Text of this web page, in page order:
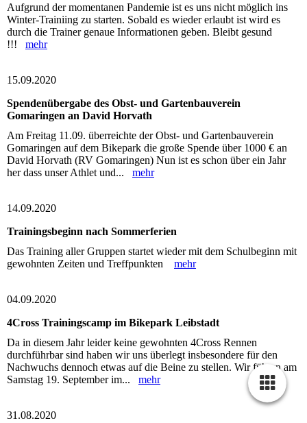
Aufgrund der momentanen Pandemie ist es uns nicht möglich ins
Winter-Trainiing zu starten. Sobald es wieder erlaubt ist wird es
durch die Trainer genaue Informationen geben. Bleibt gesund
!!! mehr
15.09.2020
Spendenübergabe des Obst- und Gartenbauverein
Gomaringen an David Horvath
Am Freitag 11.09. überreichte der Obst- und Gartenbauverein
Gomaringen auf dem Bikepark die große Spende über 1000 € an
David Horvath (RV Gomaringen) Nun ist es schon über ein Jahr
her dass unser Athlet und... mehr
14.09.2020
Trainingsbeginn nach Sommerferien
Das Training aller Gruppen startet wieder mit dem Schulbeginn mit
gewohnten Zeiten und Treffpunkten mehr
04.09.2020
4Cross Trainingscamp im Bikepark Leibstadt
Da in diesem Jahr leider keine gewohnten 4Cross Rennen
durchführbar sind haben wir uns überlegt insbesondere für den
Nachwuchs dennoch etwas auf die Beine zu stellen. Wir führen am
Samstag 19. September im... mehr
31.08.2020